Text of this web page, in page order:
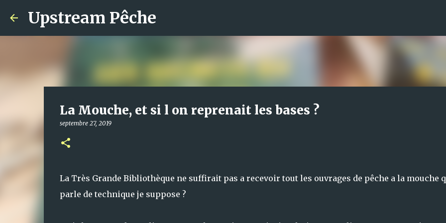
Upstream Pêche
La Mouche, et si l on reprenait les bases ?
septembre 27, 2019
La Très Grande Bibliothèque ne suffirait pas a recevoir tout les ouvrages de pêche a la mouche
parle de technique je suppose ?